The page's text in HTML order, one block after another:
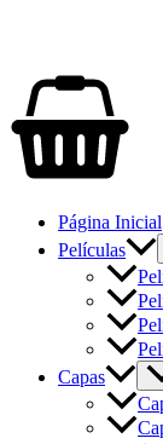
Página Inicial
Películas
Capas